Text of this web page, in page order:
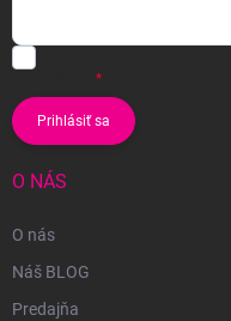
Prihlásiť sa
O NÁS
O nás
Náš BLOG
Predajňa